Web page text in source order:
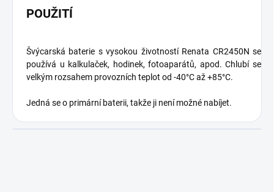
POUŽITÍ
Švýcarská baterie s vysokou životností Renata CR2450N se
používá u kalkulaček, hodinek, fotoaparátů, apod. Chlubí se
velkým rozsahem provozních teplot od -40°C až +85°C.
Jedná se o primární baterii, takže ji není možné nabíjet.